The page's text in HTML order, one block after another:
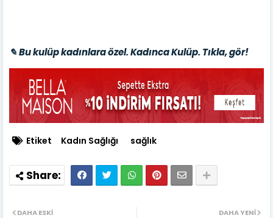
✎ Bu kulüp kadınlara özel. Kadınca Kulüp. Tıkla, gör!
Etiket Kadın Sağlığı sağlık
DAHA YENI
DAHA ESKI